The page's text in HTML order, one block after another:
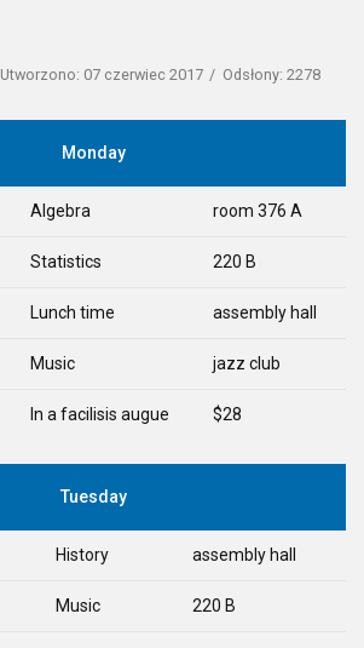
Utworzono: 07 czerwiec 2017 Odsłony: 2278
Monday
Algebra room 376 A
Statistics 220 B
Lunch time assembly hall
Music jazz club
In a facilisis augue $28
Tuesday
History assembly hall
Music 220 B